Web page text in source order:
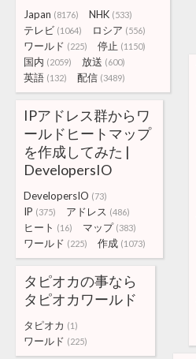
Japan (8176) NHK (533)
テレビ (1064) ロシア (556)
ワールド (225) 停止 (1150)
国内 (2059) 放送 (600)
英語 (132) 配信 (3489)
IPアドレス群からワ
ールドヒートマップ
を作成してみた |
DevelopersIO
DevelopersIO (73)
IP (375) アドレス (486)
ヒート (16) マップ (383)
ワールド (225) 作成 (1073)
タピオカの事なら
タピオカワールド
タピオカ (1)
ワールド (225)